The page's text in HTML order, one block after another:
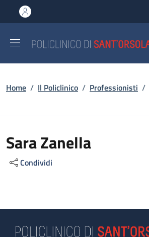
al contenuto principale
to footer content
Briciole di pane
Home / Il Policlinico / Professionisti /
Sara Zanella
Condividi